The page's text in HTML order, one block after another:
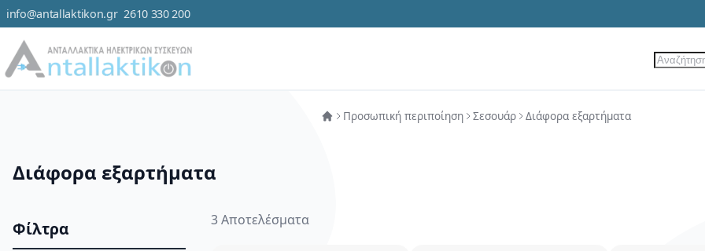
Μετάβαση στο περιεχόμενο
info@antallaktikon.gr 2610 330 200
Προσωπική περιποίηση Σεσουάρ Διάφορα εξαρτήματα
Διάφορα εξαρτήματα
Φίλτρα
3Αποτελέσματα